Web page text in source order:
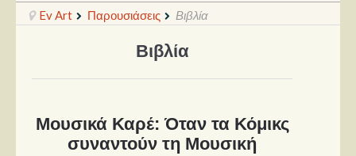
Ραπόρτο
Θέατρο
Ev Art Παρουσιάσεις Βιβλία
Βιβλία
Μουσικά Καρέ: Όταν τα Κόμικς
συναντούν τη Μουσική